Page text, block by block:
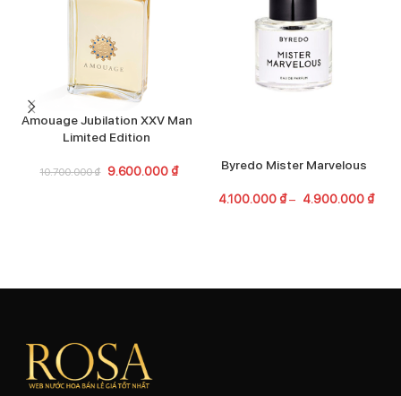
Amouage Jubilation XXV Man
Limited Edition
10.700.000₫ 9.600.000 ₫ Byredo Mister Marvelous
4.100.000 ₫– 4.900.000 ₫